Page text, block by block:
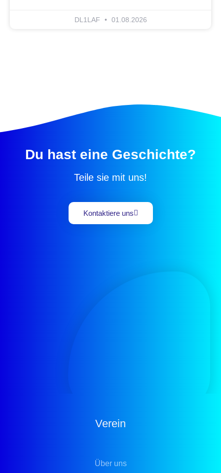
DL1LAF 01.08.2026
Du hast eine Geschichte?
Teile sie mit uns!
Kontaktiere uns
Verein
Über uns